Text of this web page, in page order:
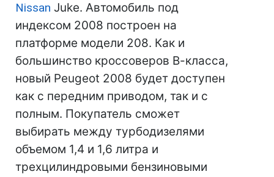
Nissan Juke. Автомобиль под
индексом 2008 построен на
платформе модели 208. Как и
большинство кроссоверов В-класса,
новый Peugeot 2008 будет доступен
как с передним приводом, так и с
полным. Покупатель сможет
выбирать между турбодизелями
объемом 1,4 и 1,6 литра и
трехцилиндровыми бензиновыми